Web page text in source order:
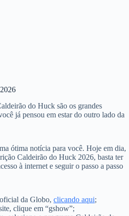
do Huck são os grandes
já pensou em estar do outro lado da
ótima notícia para você. Hoje em dia,
Caldeirão do Huck 2026, basta ter
à internet e seguir o passo a passo
da Globo, clicando aqui;
clique em “gshow”;